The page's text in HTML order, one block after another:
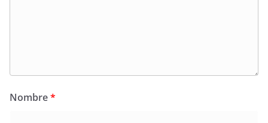
Nombre*